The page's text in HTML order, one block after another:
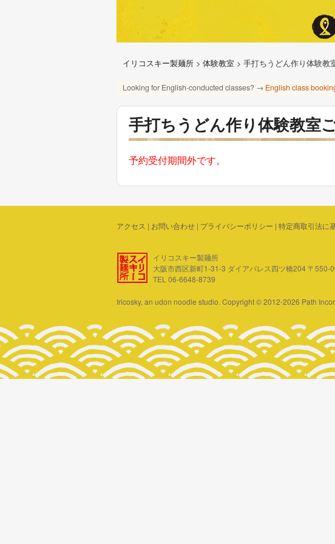
イリコスキー製麺所 > 体験教室 > 手打ちうどん作り体験教
Looking for English-conducted classes? → English class
手打ちうどん作り体験教室
予約受付期間外です。
アクセス | お問い合わせ | プライバシーポリシー | 特定商取引法に
イリコスキー製麺所
大阪市西区新町1-31-3 ダイアパレス四ツ橋204 〒550-
TEL 06-6648-8739
Iricosky, an udon noodle studio. Copyright © 2012-2026 Path